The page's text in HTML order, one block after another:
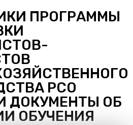
ПРОГРАММЫ
РСО
ДОКУМЕНТЫ ОБ
ОБУЧЕНИЯ